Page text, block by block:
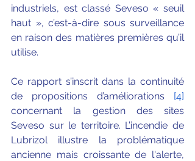
industriels, est classé Seveso « seuil
haut », c’est-à-dire sous surveillance
en raison des matières premières qu’il
utilise.
Ce rapport s’inscrit dans la continuité
de propositions d’améliorations [4]
concernant la gestion des sites
Seveso sur le territoire. L’incendie de
Lubrizol illustre la problématique
ancienne mais croissante de l'alerte,